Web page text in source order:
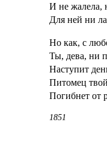
И не жалела,
Для ней ни
Но как, с
Ты, дева, ни
Наступит
Питомец
Погибнет от
1851